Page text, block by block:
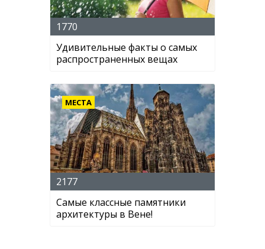
1770
Удивительные факты о самых
распространенных вещах
МЕСТА
2177
Самые классные памятники
архитектуры в Вене!